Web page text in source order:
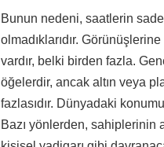
Bunun nedeni, saatlerin
olmadıklarıdır.
vardır, belki birden fazla.
öğelerdir, ancak altın veya
fazlasıdır. Dünyadaki
Bazı yönlerden, sahiplerinin